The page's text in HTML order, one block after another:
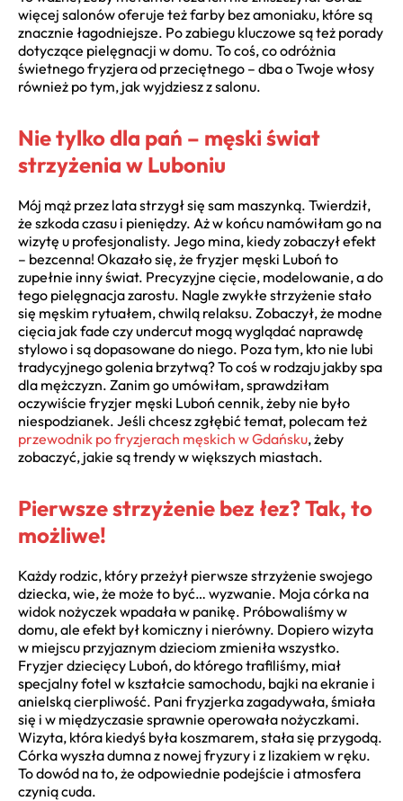
więcej salonów oferuje też farby bez amoniaku, które są
znacznie łagodniejsze. Po zabiegu kluczowe są też porady
dotyczące pielęgnacji w domu. To coś, co odróżnia
świetnego fryzjera od przeciętnego – dba o Twoje włosy
również po tym, jak wyjdziesz z salonu.
Nie tylko dla pań – męski świat
strzyżenia w Luboniu
Mój mąż przez lata strzygł się sam maszynką. Twierdził,
że szkoda czasu i pieniędzy. Aż w końcu namówiłam go na
wizytę u profesjonalisty. Jego mina, kiedy zobaczył efekt
– bezcenna! Okazało się, że fryzjer męski Luboń to
zupełnie inny świat. Precyzyjne cięcie, modelowanie, a do
tego pielęgnacja zarostu. Nagle zwykłe strzyżenie stało
się męskim rytuałem, chwilą relaksu. Zobaczył, że modne
cięcia jak fade czy undercut mogą wyglądać naprawdę
stylowo i są dopasowane do niego. Poza tym, kto nie lubi
tradycyjnego golenia brzytwą? To coś w rodzaju jakby spa
dla mężczyzn. Zanim go umówiłam, sprawdziłam
oczywiście fryzjer męski Luboń cennik, żeby nie było
niespodzianek. Jeśli chcesz zgłębić temat, polecam też
przewodnik po fryzjerach męskich w Gdańsku, żeby
zobaczyć, jakie są trendy w większych miastach.
Pierwsze strzyżenie bez łez? Tak, to
możliwe!
Każdy rodzic, który przeżył pierwsze strzyżenie swojego
dziecka, wie, że może to być… wyzwanie. Moja córka na
widok nożyczek wpadała w panikę. Próbowaliśmy w
domu, ale efekt był komiczny i nierówny. Dopiero wizyta
w miejscu przyjaznym dzieciom zmieniła wszystko.
Fryzjer dziecięcy Luboń, do którego trafiliśmy, miał
specjalny fotel w kształcie samochodu, bajki na ekranie i
anielską cierpliwość. Pani fryzjerka zagadywała, śmiała
się i w międzyczasie sprawnie operowała nożyczkami.
Wizyta, która kiedyś była koszmarem, stała się przygodą.
Córka wyszła dumna z nowej fryzury i z lizakiem w ręku.
To dowód na to, że odpowiednie podejście i atmosfera
czynią cuda.